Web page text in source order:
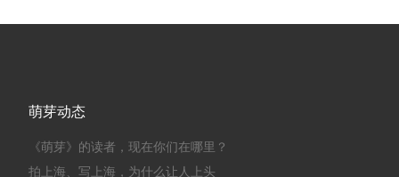
萌芽动态
《萌芽》的读者，现在你们在哪里？
拍上海、写上海，为什么让人上头